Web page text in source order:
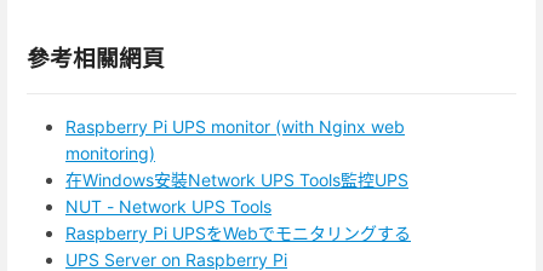
參考相關網頁
Raspberry Pi UPS monitor (with Nginx web
monitoring)
在Windows安裝Network UPS Tools監控UPS
NUT - Network UPS Tools
Raspberry Pi UPSをWebでモニタリングする
UPS Server on Raspberry Pi